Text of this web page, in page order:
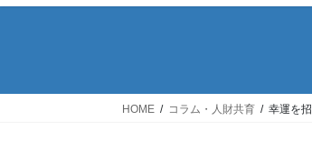
ス
ン
HOME コラム・人財共育 幸運を